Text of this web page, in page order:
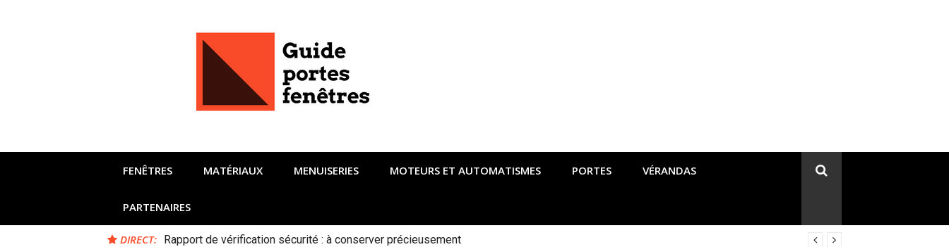
FENÊTRES MATÉRIAUX MENUISERIES MOTEURS ET AUTOMATISMES PORTES VÉRANDAS
PARTENAIRES
DIRECT: Rapport de vérification sécurité : à conserver précieusement